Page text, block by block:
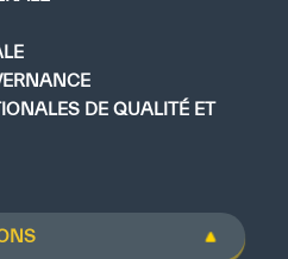
DE QUALITÉ ET